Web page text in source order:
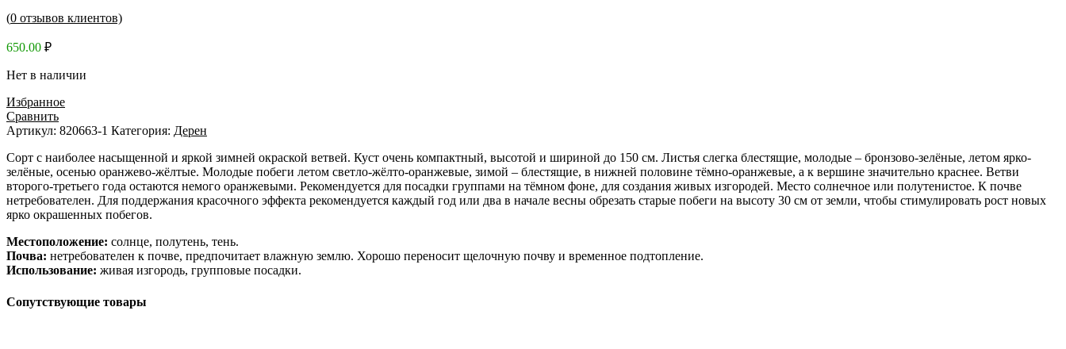
(0 отзывов клиентов)
650.00 ₽
Нет в наличии
Избранное
Сравнить
Артикул: 820663-1 Категория: Дерен
Сорт с наиболее насыщенной и яркой зимней окраской ветвей. Куст очень компактный, высотой и шириной до 150 см. Листья слегка блестящие, молодые – бронзово-зелёные, летом ярко-
зелёные, осенью оранжево-жёлтые. Молодые побеги летом светло-жёлто-оранжевые, зимой – блестящие, в нижней половине тёмно-оранжевые, а к вершине значительно краснее. Ветви
второго-третьего года остаются немого оранжевыми. Рекомендуется для посадки группами на тёмном фоне, для создания живых изгородей. Место солнечное или полутенистое. К почве
нетребователен. Для поддержания красочного эффекта рекомендуется каждый год или два в начале весны обрезать старые побеги на высоту 30 см от земли, чтобы стимулировать рост новых
ярко окрашенных побегов.
Местоположение: солнце, полутень, тень.
Почва: нетребователен к почве, предпочитает влажную землю. Хорошо переносит щелочную почву и временное подтопление.
Использование: живая изгородь, групповые посадки.
Сопутствующие товары